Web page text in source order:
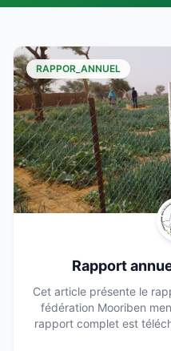
RAPPOR_ANNUEL
Rapport
Cet article présente le
fédération Mooriben
rapport complet est